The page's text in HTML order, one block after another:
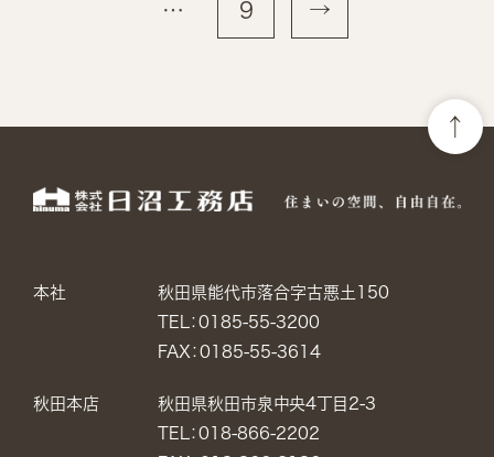
… 9 →
本社
秋田県能代市落合字古悪土150
TEL：0185-55-3200
FAX：0185-55-3614
秋田本店
秋田県秋田市泉中央4丁目2-3
TEL：018-866-2202